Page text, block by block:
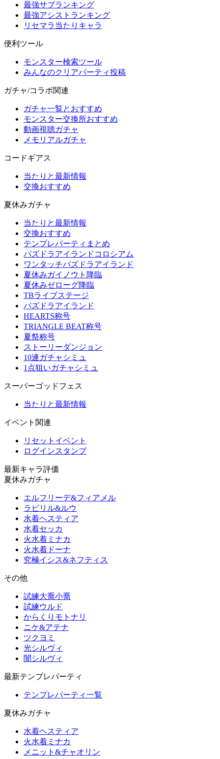
最強サブランキング
最強アシストランキング
リセマラ当たりキャラ
便利ツール
モンスター検索ツール
みんなのクリアパーティ投稿
ガチャ/コラボ関連
ガチャ一覧とおすすめ
モンスター交換所おすすめ
動画視聴ガチャ
メモリアルガチャ
コードギアス
当たりと最新情報
交換おすすめ
夏休みガチャ
当たりと最新情報
交換おすすめ
テンプレパーティまとめ
パズドラアイランドコロシアム
ワンタッチパズドラアイランド
夏休みガイノウト降臨
夏休みゼローグ降臨
TBライブステージ
パズドラアイランド
HEARTS称号
TRIANGLE BEAT称号
夏祭称号
ストーリーダンジョン
10連ガチャシミュ
1点狙いガチャシミュ
スーパーゴッドフェス
当たりと最新情報
イベント関連
リセットイベント
ログインスタンプ
最新キャラ評価
夏休みガチャ
エルフリーデ&フィアメル
ラビリル&ルウ
水着ヘスティア
水着セッカ
火水着ミナカ
火水着ドーナ
究極イシス&ネフティス
その他
試練大喬小喬
試練ウルド
からくりモトナリ
ニケ&アテナ
ツクヨミ
光シルヴィ
闇シルヴィ
最新テンプレパーティ
テンプレパーティ一覧
夏休みガチャ
水着ヘスティア
火水着ミナカ
メニット&チャオリン